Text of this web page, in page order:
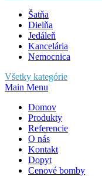
Šatňa
Dielňa
Jedáleň
Kancelária
Nemocnica
Všetky kategórie
Main Menu
Domov
Produkty
Referencie
O nás
Kontakt
Dopyt
Cenové bomby